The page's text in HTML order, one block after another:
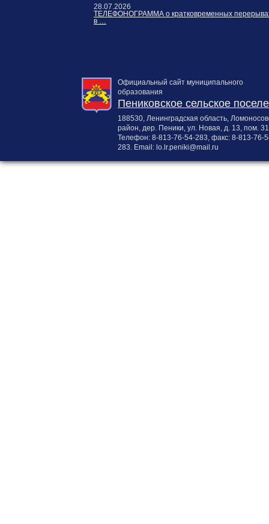
28.07.2026
ТЕЛЕФОНОГРАММА о кратковременных
в …
Официальный сайт муниципального
образования
Пениковское сельское
188530, Ленинградская область,
район, дер. Пеники, ул. Новая, д. 13, пом. 31
Телефон: 8-813-76-54-283, факс: 8-813-76-
283. Email: lo.lr.peniki@mail.ru